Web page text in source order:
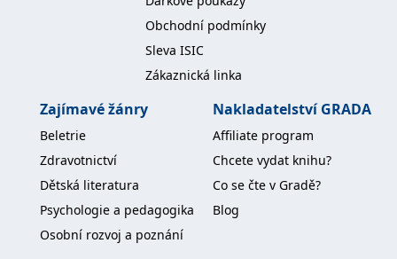
Obchodní podmínky
Sleva ISIC
Zákaznická linka
Zajímavé žánry
Beletrie
Zdravotnictví
Dětská literatura
Psychologie a pedagogika
Osobní rozvoj a poznání
Nakladatelství GRADA
Affiliate program
Chcete vydat knihu?
Co se čte v Gradě?
Blog